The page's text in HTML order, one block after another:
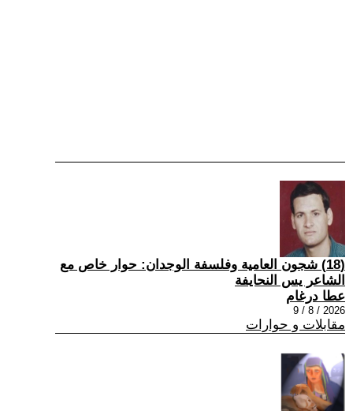
(18) شجون العامية وفلسفة الوجدان: حوار خاص مع
الشاعر يس النحايفة
عطا درغام
2026 / 8 / 9
مقابلات و حوارات